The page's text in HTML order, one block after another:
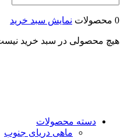
0 محصولات نمایش سبد خرید
هیچ محصولی در سبد خرید
دسته محصولات
ماهی دریای جنوب